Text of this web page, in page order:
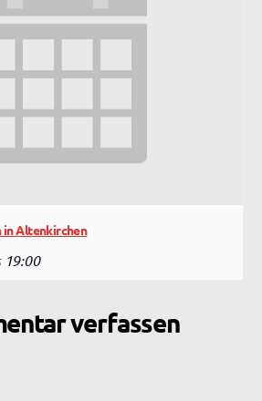
in Altenkirchen
19:00
verfassen